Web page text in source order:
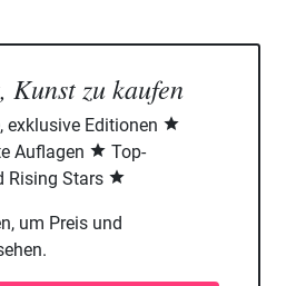
Kunst zu kaufen
exklusive Editionen
Auflagen
Top-
Rising Stars
um Preis und